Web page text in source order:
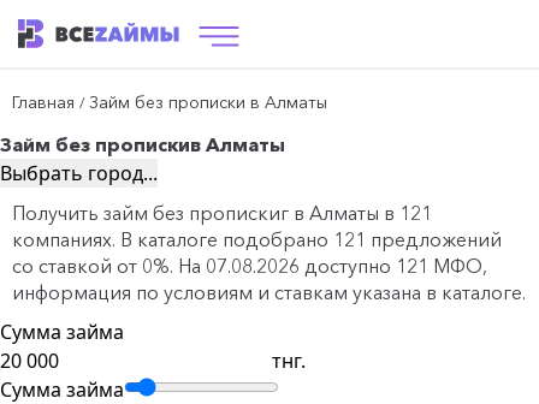
Главная / Займ без прописки в Алматы
Займ без пропискив Алматы
Выбрать город...
Получить займ без пропискиг в Алматы в 121
компаниях. В каталоге подобрано 121 предложений
со ставкой от 0%. На 07.08.2026 доступно 121 МФО,
информация по условиям и ставкам указана в каталоге.
Сумма займа
тнг.
Сумма займа